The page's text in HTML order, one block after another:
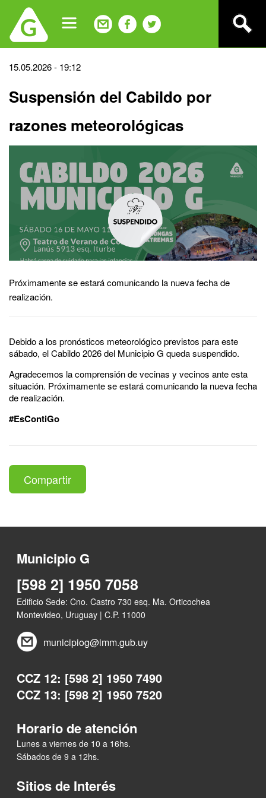
navigation
Back
top
15.05.2026 - 19:12
Suspensión del Cabildo por
razones meteorológicas
Próximamente se estará comunicando la nueva fecha de
realización.
Debido a los pronósticos meteorológico previstos para este
sábado, el Cabildo 2026 del Municipio G queda suspendido.
Agradecemos la comprensión de vecinas y vecinos ante esta
situación. Próximamente se estará comunicando la nueva fecha
de realización.
#EsContiGo
Compartir
Municipio G
[598 2] 1950 7058
Edificio Sede: Cno. Castro 730 esq. Ma. Orticochea
Montevideo, Uruguay | C.P. 11000
municipiog@imm.gub.uy
CCZ 12: [598 2] 1950 7490
CCZ 13: [598 2] 1950 7520
Horario de atención
Lunes a viernes de 10 a 16hs.
Sábados de 9 a 12hs.
Sitios de Interés